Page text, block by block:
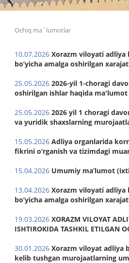
Ochiq ma`lumotlar
10.07.2026 Xorazm viloyati adliya
boʼyicha amalga oshirilgan
25.05.2026 2026-yil 1-choragi
oshirilgan ishlar haqida ma'lumot
25.05.2026 2026 yil 1 choragi
va yuridik shaxslarning
15.05.2026 Adliya organlarida
fikrini o‘rganish va tizimdagi
15.04.2026 Umumiy ma’lumot
13.04.2026 Xorazm viloyati adliya
boʼyicha amalga oshirilgan
19.03.2026 XORAZM VILOYAT
ISHTIROKIDA TASHKIL ETILGAN
30.01.2026 Xorazm viloyat adliya
kelib tushgan murojaatlarning